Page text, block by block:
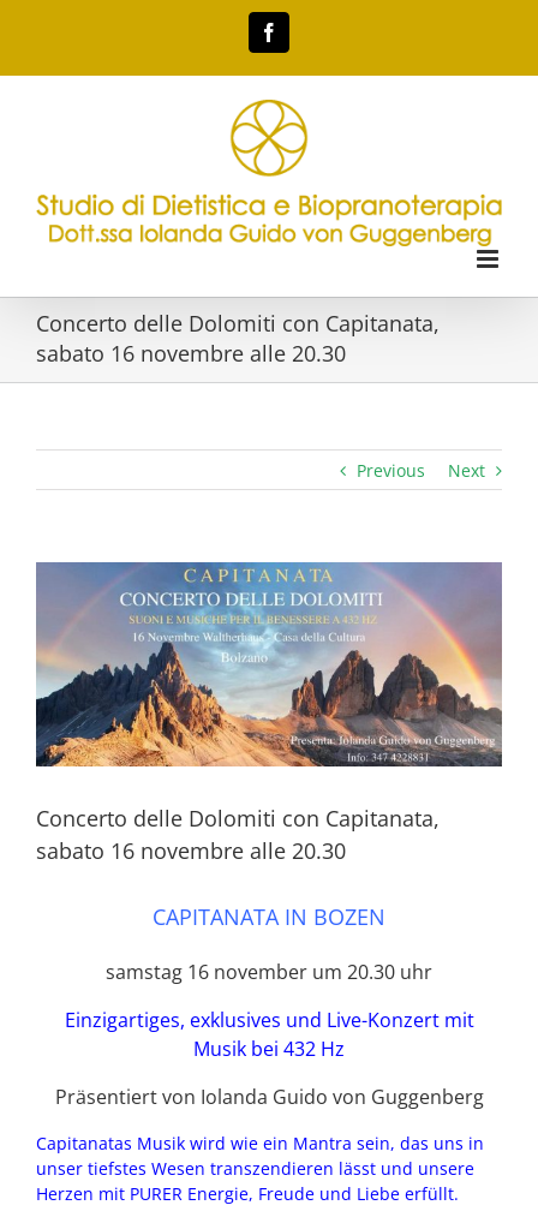
Concerto delle Dolomiti con Capitanata,
sabato 16 novembre alle 20.30
Previous Next
Larger
Image
Concerto delle Dolomiti con Capitanata,
sabato 16 novembre alle 20.30
CAPITANATA IN BOZEN
samstag 16 november um 20.30 uhr
Einzigartiges, exklusives und Live-Konzert mit
Musik bei 432 Hz
Präsentiert von Iolanda Guido von Guggenberg
Capitanatas Musik wird wie ein Mantra sein, das uns in
unser tiefstes Wesen transzendieren lässt und unsere
Herzen mit PURER Energie, Freude und Liebe erfüllt.